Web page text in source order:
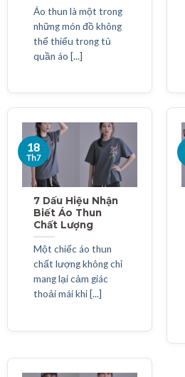
Áo thun là một trong
những món đồ không
thể thiếu trong tủ
quần áo [...]
7 Dấu Hiệu Nhận
Biết Áo Thun
Chất Lượng
Một chiếc áo thun
chất lượng không chỉ
mang lại cảm giác
thoải mái khi [...]
18
Th7